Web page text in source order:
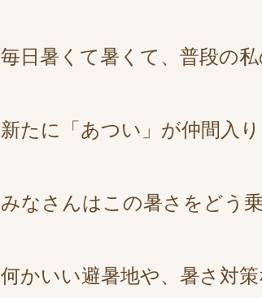
毎日暑くて暑くて、普段の
新たに「あつい」が仲間入
みなさんはこの暑さをどう
何かいい避暑地や、暑さ対